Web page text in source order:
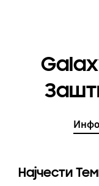
Најчести